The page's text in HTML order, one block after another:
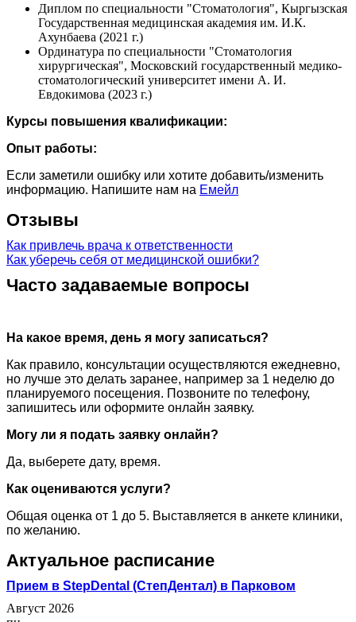
Диплом по специальности "Стоматология", Кыргызская
Государственная медицинская академия им. И.К.
Ахунбаева (2021 г.)
Ординатура по специальности "Стоматология
хирургическая", Московский государственный медико-
стоматологический университет имени А. И.
Евдокимова (2023 г.)
Курсы повышения квалификации:
Опыт работы:
Если заметили ошибку или хотите добавить/изменить
информацию. Напишите нам на Емейл
Отзывы
Как привлечь врача к ответственности
Как уберечь себя от медицинской ошибки?
Часто задаваемые вопросы
На какое время, день я могу записаться?
Как правило, консультации осуществляются ежедневно,
но лучше это делать заранее, например за 1 неделю до
планируемого посещения. Позвоните по телефону,
запишитесь или оформите онлайн заявку.
Могу ли я подать заявку онлайн?
Да, выберете дату, время.
Как оцениваются услуги?
Общая оценка от 1 до 5. Выставляется в анкете клиники,
по желанию.
Актуальное расписание
Прием в StepDental (СтепДентал) в Парковом
Август 2026